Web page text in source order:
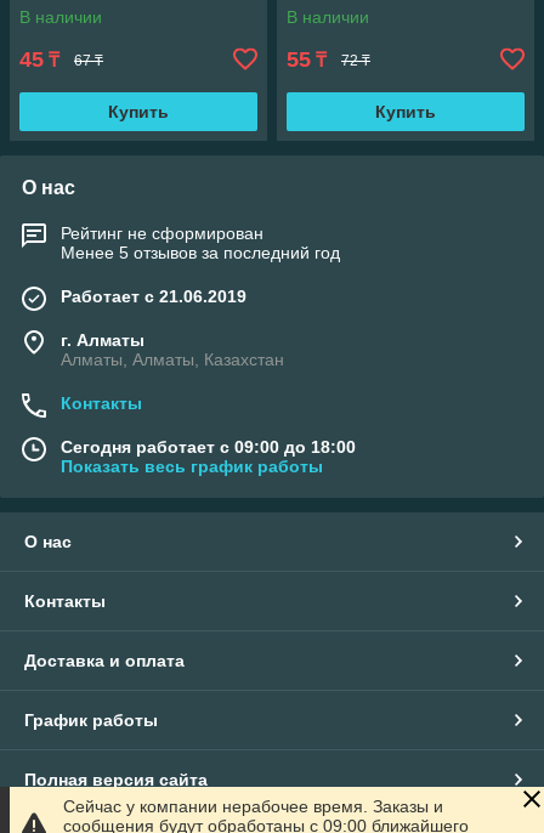
В наличии
45 ₸ 67 ₸
Купить
В наличии
55 ₸ 72 ₸
Купить
О нас
Рейтинг не сформирован
Менее 5 отзывов за последний год
Работает с 21.06.2019
г. Алматы
Алматы, Алматы, Казахстан
Контакты
Сегодня работает с 09:00 до 18:00
Показать весь график работы
О нас
Контакты
Доставка и оплата
График работы
Полная версия сайта
Сейчас у компании нерабочее время. Заказы и
сообщения будут обработаны с 09:00 ближайшего